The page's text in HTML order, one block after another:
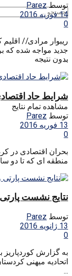
بدون نتیجه
مشاهده تمام نتایج
توسط Parez
14 فوریه 2016
0
ریبوار مرادی//
جدید مواجه شده که
...
شرایط حاد
توسط Parez
13 فوریه 2016
0
بحران اقتصادی در
منطقه ای که تا دو
نتایج نشست
توسط Parez
13 ژانویه 2016
0
به گزارش کوردپاریز
اتحادیه میهنی
...